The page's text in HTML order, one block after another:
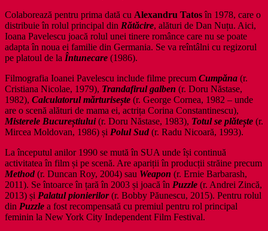
Colaborează pentru prima dată cu Alexandru Tatosîn 1978, care o
distribuie în rolul principal din Rătăcire, alături de Dan Nuțu. Aici,
Ioana Pavelescu joacă rolul unei tinere românce care nu se poate
adapta în noua ei familie din Germania. Se va reîntâlni cu regizorul
pe platoul de la Întunecare (1986).
Filmografia Ioanei Pavelescu include filme precum Cumpăna (r.
Cristiana Nicolae, 1979), Trandafirul galben (r. Doru Năstase,
1982), Calculatorul mărturisește (r. George Cornea, 1982 – unde
are o scenă alături de mama ei, actrița Corina Constantinescu),
Misterele Bucureștiului(r. Doru Năstase, 1983), Totul se plătește (r.
Mircea Moldovan, 1986) și Polul Sud (r. Radu Nicoară, 1993).
La începutul anilor 1990 se mută în SUA unde își continuă
activitatea în film și pe scenă. Are apariții în producții străine precum
Method (r. Duncan Roy, 2004) sau Weapon (r. Ernie Barbarash,
2011). Se întoarce în țară în 2003 și joacă în Puzzle (r. Andrei Zincă,
2013) și Palatul pionierilor(r. Bobby Păunescu, 2015). Pentru rolul
din Puzzle a fost recompensată cu premiul pentru rol principal
feminin la New York City Independent Film Festival.